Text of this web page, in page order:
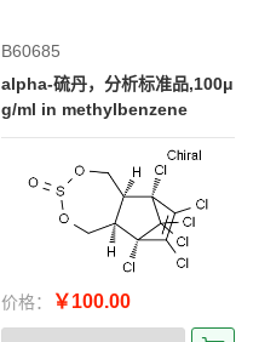
B60685
alpha-硫丹，分析标准品,100μ
g/ml in methylbenzene
价格： ￥100.00